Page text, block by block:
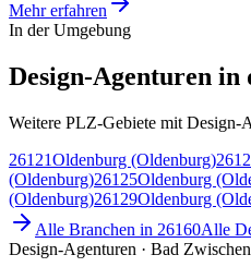
Mehr erfahren
In der Umgebung
Design-Agenturen in
Weitere PLZ-Gebiete mit Design-
26121Oldenburg (Oldenburg)
(Oldenburg)26125Oldenburg
(Oldenburg)26129Oldenburg
Alle Branchen in 26160Alle
Design-Agenturen · Bad